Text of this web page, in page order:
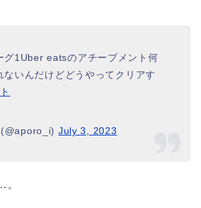
グ1Uber eatsのアチーブメント何
ないんだけどどうやってクリアす
July 3, 2023
。